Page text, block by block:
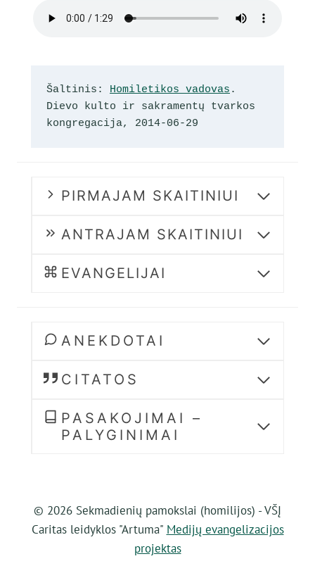
Šaltinis: Homiletikos vadovas .
Dievo kulto ir sakramentų tvarkos
kongregacija, 2014-06-29
PIRMAJAM SKAITINIUI
ANTRAJAM SKAITINIUI
EVANGELIJAI
ANEKDOTAI
CITATOS
PASAKOJIMAI –
PALYGINIMAI
© 2026 Sekmadienių pamokslai (homilijos) - VŠĮ
Caritas leidyklos "Artuma" Medijų evangelizacijos
projektas